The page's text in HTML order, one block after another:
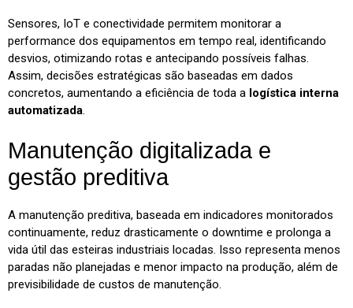
Sensores, IoT e conectividade permitem monitorar a
performance dos equipamentos em tempo real, identificando
desvios, otimizando rotas e antecipando possíveis falhas.
Assim, decisões estratégicas são baseadas em dados
concretos, aumentando a eficiência de toda a logística interna
automatizada.
Manutenção digitalizada e
gestão preditiva
A manutenção preditiva, baseada em indicadores monitorados
continuamente, reduz drasticamente o downtime e prolonga a
vida útil das esteiras industriais locadas. Isso representa menos
paradas não planejadas e menor impacto na produção, além de
previsibilidade de custos de manutenção.